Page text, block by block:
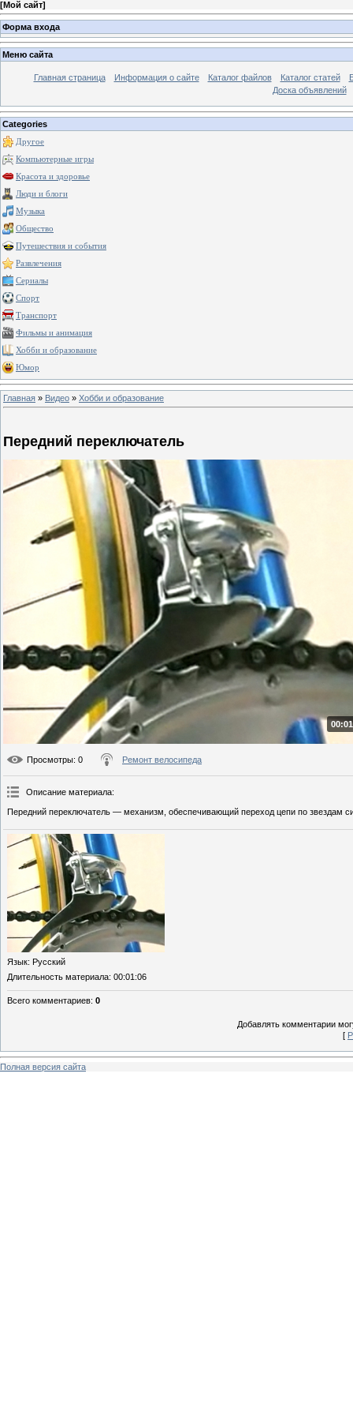
[Мой сайт]
Форма входа
Меню сайта
Главная страница Информация о сайте Каталог файлов Каталог статей
Доска объявлений
Categories
Другое
Компьютерные игры
Красота и здоровье
Люди и блоги
Музыка
Общество
Путешествия и события
Развлечения
Сериалы
Спорт
Транспорт
Фильмы и анимация
Хобби и образование
Юмор
Главная » Видео » Хобби и образование
Передний переключатель
Просмотры: 0 Ремонт велосипеда
Описание материала:
Передний переключатель — механизм, обеспечивающий переход цепи по звездам
Язык: Русский
Длительность материала: 00:01:06
Всего комментариев: 0
Добавлять комментарии
[
Полная версия сайта